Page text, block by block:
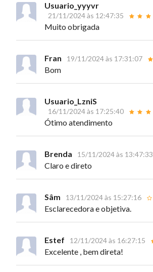
Usuario_yyyvr
21/11/2024 às 12:47:35
Muito obrigada
Fran 19/11/2024 às 17:31:07
Bom
Usuario_LzniS
16/11/2024 às 17:25:40
Ótimo atendimento
Brenda 15/11/2024 às 13:47:33
Claro e direto
Sâm 13/11/2024 às 15:27:16
Esclarecedora e objetiva.
Estef 12/11/2024 às 16:27:15
Excelente , bem direta!